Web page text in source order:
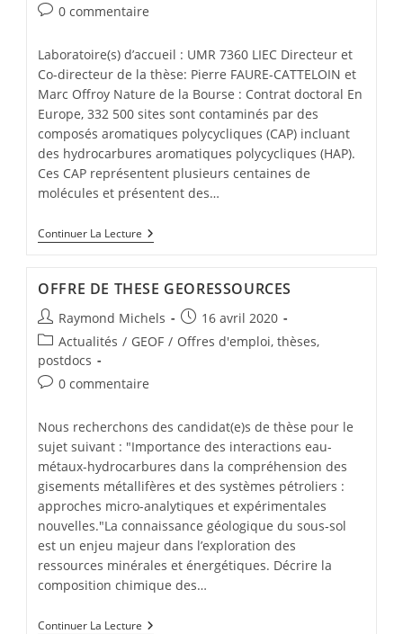
0 commentaire
Laboratoire(s) d’accueil : UMR 7360 LIEC Directeur et
Co-directeur de la thèse: Pierre FAURE-CATTELOIN et
Marc Offroy Nature de la Bourse : Contrat doctoral En
Europe, 332 500 sites sont contaminés par des
composés aromatiques polycycliques (CAP) incluant
des hydrocarbures aromatiques polycycliques (HAP).
Ces CAP représentent plusieurs centaines de
molécules et présentent des…
Continuer La Lecture
OFFRE DE THESE GEORESSOURCES
Raymond Michels
16 avril 2020
Actualités / GEOF / Offres d'emploi, thèses,
postdocs
0 commentaire
Nous recherchons des candidat(e)s de thèse pour le
sujet suivant : "Importance des interactions eau-
métaux-hydrocarbures dans la compréhension des
gisements métallifères et des systèmes pétroliers :
approches micro-analytiques et expérimentales
nouvelles."La connaissance géologique du sous‐sol
est un enjeu majeur dans l’exploration des
ressources minérales et énergétiques. Décrire la
composition chimique des…
Continuer La Lecture